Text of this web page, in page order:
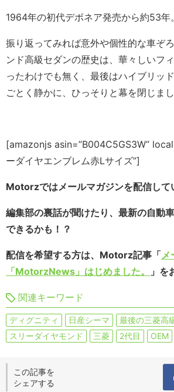
1964年の初代デボネア発売から約53年。
振り返ってみれば意外や個性的な車ぞ
ンド高級セダンの歴史は、華々しいフ
ったわけでも無く、最後はハイブリッ
ごとく静かに、ひっそりと幕を閉じまし
[amazonjs asin=”B004C5GS3W”
ーダイヤエンブレム赤Lサイズ”]
Motorzではメールマガジンを配信して
編集部の裏話が聞けたり、最新の自動
できるかも！？
配信を希望する方は、Motorz記事「メ
「MotorzNews」はじめました。
」を
関連キーワード
ディグニティ 日産シーマ
最後の三菱高
スリーダイヤモンド
三菱 2代目 OEM
この記事を
シェアする